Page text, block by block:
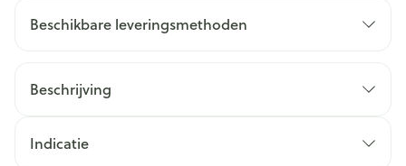
Beschikbare leveringsmethoden
Beschrijving
Indicatie